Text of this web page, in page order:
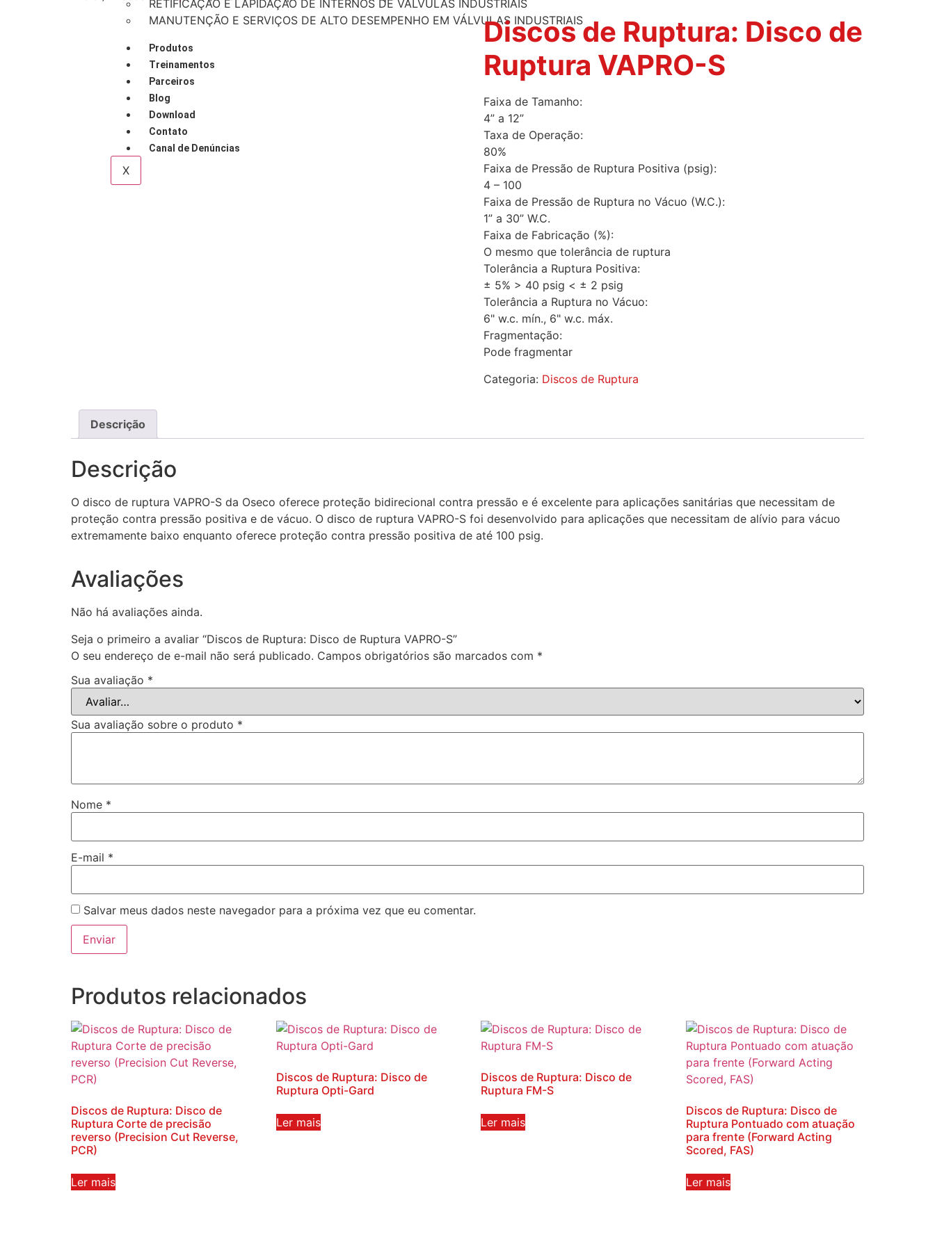
RETIFICAÇÃO E LAPIDAÇÃO DE INTERNOS DE VÁLVULAS INDUSTRIAIS
MANUTENÇÃO E SERVIÇOS DE ALTO DESEMPENHO EM VÁLVULAS INDUSTRIAIS
Produtos
Treinamentos
Parceiros
Blog
Download
Contato
Canal de Denúncias
X
Discos de Ruptura: Disco de
Ruptura VAPRO-S
Faixa de Tamanho:
4” a 12”
Taxa de Operação:
80%
Faixa de Pressão de Ruptura Positiva (psig):
4 – 100
Faixa de Pressão de Ruptura no Vácuo (W.C.):
1” a 30” W.C.
Faixa de Fabricação (%):
O mesmo que tolerância de ruptura
Tolerância a Ruptura Positiva:
± 5% > 40 psig < ± 2 psig
Tolerância a Ruptura no Vácuo:
6" w.c. mín., 6" w.c. máx.
Fragmentação:
Pode fragmentar
Categoria: Discos de Ruptura
Descrição
Descrição
O disco de ruptura VAPRO-S da Oseco oferece proteção bidirecional contra pressão e é excelente para aplicações sanitárias que necessitam de
proteção contra pressão positiva e de vácuo. O disco de ruptura VAPRO-S foi desenvolvido para aplicações que necessitam de alívio para vácuo
extremamente baixo enquanto oferece proteção contra pressão positiva de até 100 psig.
Avaliações
Não há avaliações ainda.
Seja o primeiro a avaliar “Discos de Ruptura: Disco de Ruptura VAPRO-S”
O seu endereço de e-mail não será publicado. Campos obrigatórios são marcados com *
Sua avaliação *
Sua avaliação sobre o produto *
Nome *
E-mail *
Salvar meus dados neste navegador para a próxima vez que eu comentar.
Produtos relacionados
Discos de Ruptura: Disco de
Ruptura Corte de precisão
reverso (Precision Cut Reverse,
PCR)
Ler mais
Discos de Ruptura: Disco de
Ruptura Opti-Gard
Ler mais
Discos de Ruptura: Disco de
Ruptura FM-S
Ler mais
Discos de Ruptura: Disco de
Ruptura Pontuado com atuação
para frente (Forward Acting
Scored, FAS)
Ler mais